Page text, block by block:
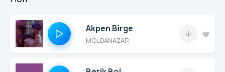
Akpen Birge
MOLDANAZAR